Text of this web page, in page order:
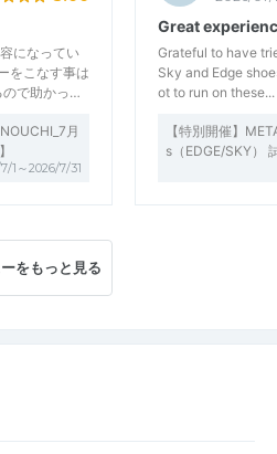
になってい
をこなす事は
ので助かっ…
月
1～2026/7/31
Great
Grateful to have
Sky and Edge
ot to run on these...
【特別開催】
s（EDGE/SKY）
をもっと見る